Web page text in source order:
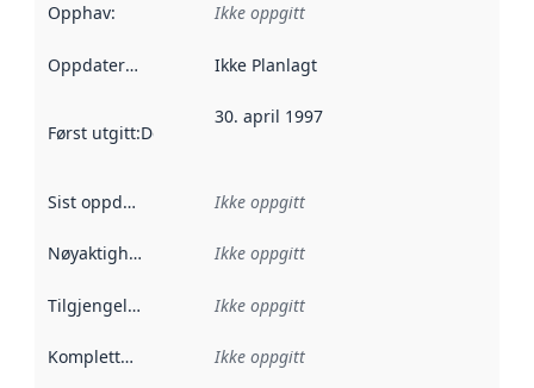
Opphav: Ikke oppgitt
Oppdateringsfrekvens :
Ikke Planlagt
Først utgitt:Denne datoen sier når dataene i dette
30. april 1997
Sist oppdatert Ikke oppgitt
Nøyaktighet Ikke oppgitt
Tilgjengelighet Ikke oppgitt
Kompletthet Ikke oppgitt